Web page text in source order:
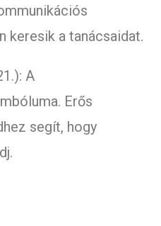
keresik a tanácsaidat.
A
Erős
segít, hogy